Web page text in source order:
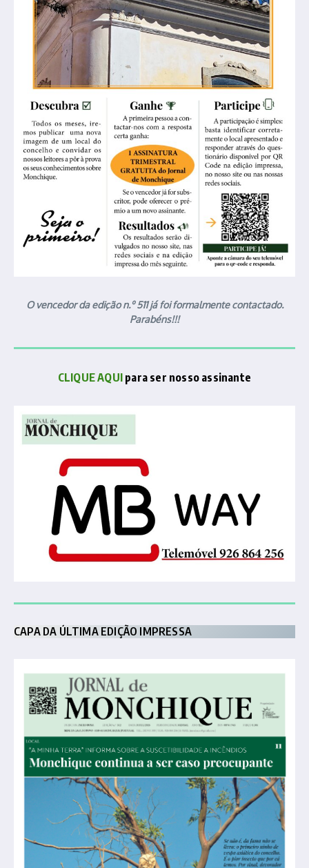
O vencedor da edição n.º 511 já foi formalmente contactado.
Parabéns!!!
CLIQUE AQUI para ser nosso assinante
CAPA DA ÚLTIMA EDIÇÃO IMPRESSA